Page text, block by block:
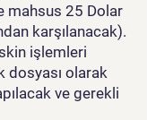
mahsus 25 Dolar
karşılanacak).
işlemleri
dosyası olarak
ve gerekli